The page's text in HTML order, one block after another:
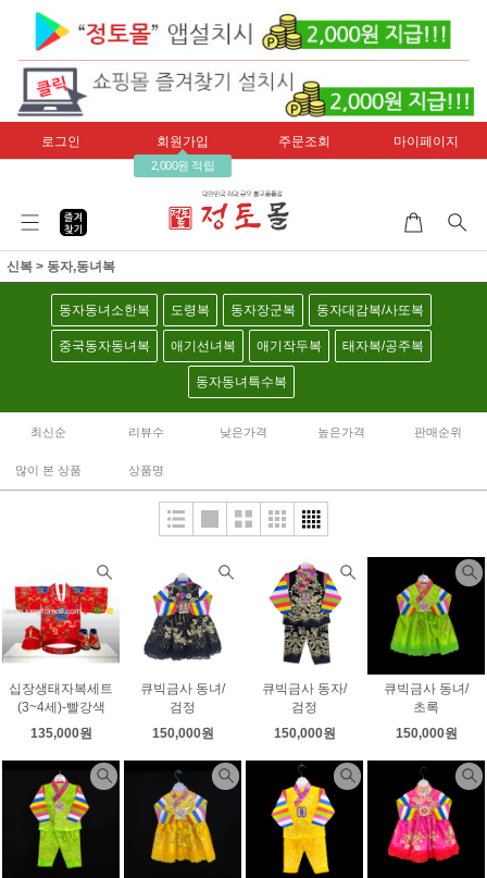
로그인 회원가입
2,000원 적립
주문조회 마이페이지
신복 > 동자,동녀복
동자동녀소한복 도령복 동자장군복 동자대감복/사또복
중국동자동녀복 애기선녀복 애기작두복 태자복/공주복
동자동녀특수복
최신순 리뷰수 낮은가격 높은가격 판매순위
많이 본 상품 상품명
십장생태자복세트
(3~4세)-빨강색
135,000원
큐빅금사 동녀/
검정
150,000원
큐빅금사 동자/
검정
150,000원
큐빅금사 동녀/
초록
150,000원